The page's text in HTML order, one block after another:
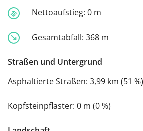
Nettoaufstieg: 0 m
Gesamtabfall: 368 m
Straßen und Untergrund
Asphaltierte Straßen: 3,99 km (51 %)
Kopfsteinpflaster: 0 m (0 %)